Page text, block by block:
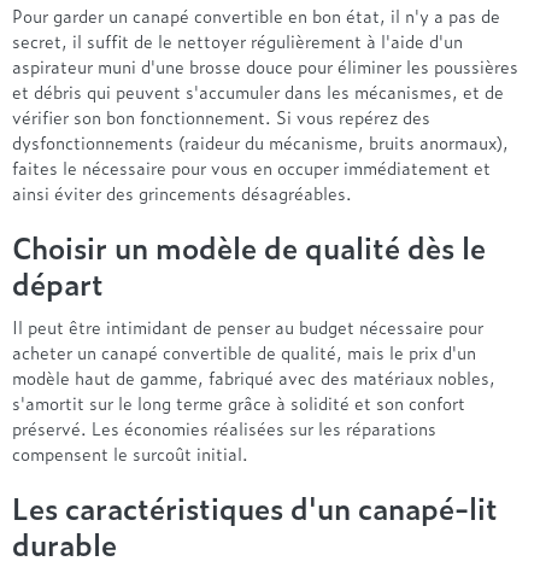
Pour garder un canapé convertible en bon état, il n'y a pas de
secret, il suffit de le nettoyer régulièrement à l'aide d'un
aspirateur muni d'une brosse douce pour éliminer les poussières
et débris qui peuvent s'accumuler dans les mécanismes, et de
vérifier son bon fonctionnement. Si vous repérez des
dysfonctionnements (raideur du mécanisme, bruits anormaux),
faites le nécessaire pour vous en occuper immédiatement et
ainsi éviter des grincements désagréables.
Choisir un modèle de qualité dès le
départ
Il peut être intimidant de penser au budget nécessaire pour
acheter un canapé convertible de qualité, mais le prix d'un
modèle haut de gamme, fabriqué avec des matériaux nobles,
s'amortit sur le long terme grâce à solidité et son confort
préservé. Les économies réalisées sur les réparations
compensent le surcoût initial.
Les caractéristiques d'un canapé-lit
durable